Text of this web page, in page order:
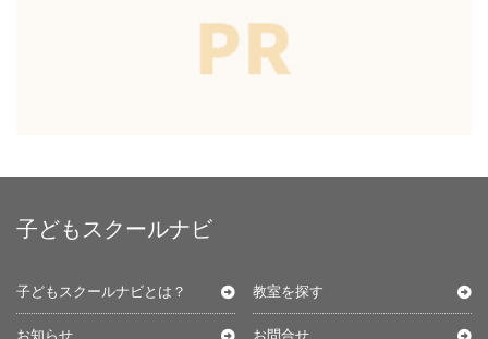
子どもスクールナビ
子どもスクールナビとは？ 教室を探す
お知らせ お問合せ